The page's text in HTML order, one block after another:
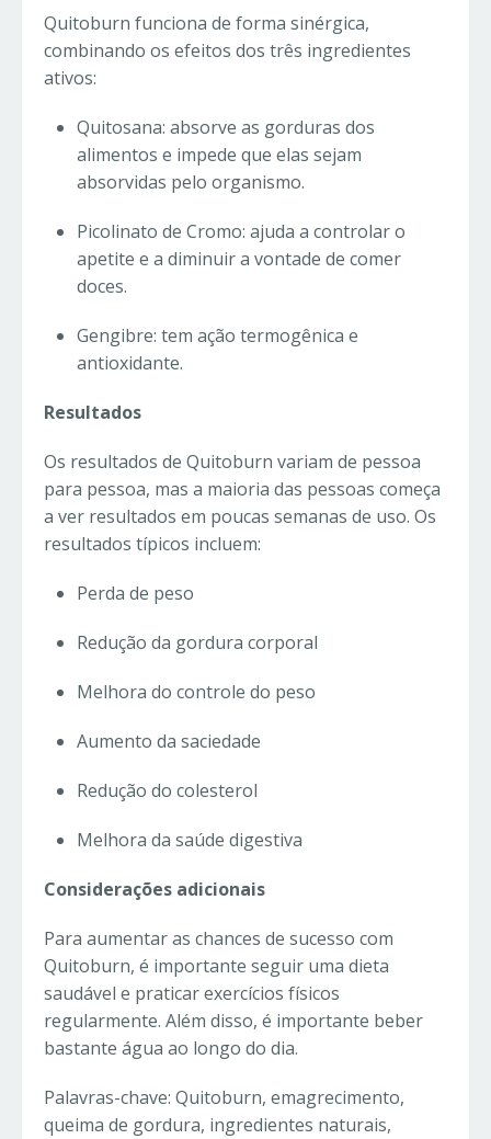
Quitoburn funciona de forma sinérgica,
combinando os efeitos dos três ingredientes
ativos:
Quitosana: absorve as gorduras dos
alimentos e impede que elas sejam
absorvidas pelo organismo.
Picolinato de Cromo: ajuda a controlar o
apetite e a diminuir a vontade de comer
doces.
Gengibre: tem ação termogênica e
antioxidante.
Resultados
Os resultados de Quitoburn variam de pessoa
para pessoa, mas a maioria das pessoas começa
a ver resultados em poucas semanas de uso. Os
resultados típicos incluem:
Perda de peso
Redução da gordura corporal
Melhora do controle do peso
Aumento da saciedade
Redução do colesterol
Melhora da saúde digestiva
Considerações adicionais
Para aumentar as chances de sucesso com
Quitoburn, é importante seguir uma dieta
saudável e praticar exercícios físicos
regularmente. Além disso, é importante beber
bastante água ao longo do dia.
Palavras-chave: Quitoburn, emagrecimento,
queima de gordura, ingredientes naturais,